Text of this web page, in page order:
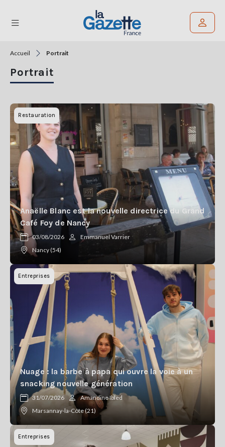
THÉMATIQUES
RÉGIONS
FORMATS
TENDANCES
SERVICES
LA
GAZETTE
connecter
S'abonner
Accueil Portrait
Portrait
Restauration
Anaëlle Blanc est la nouvelle directrice du Grand
Café Foy de Nancy
03/08/2026
Emmanuel Varrier
Nancy (54)
Entreprises
Nuage : la barbe à papa qui ouvre la voie à un
snacking nouvelle génération
31/07/2026
Amandine Ibled
Marsannay-la-Côte (21)
Entreprises